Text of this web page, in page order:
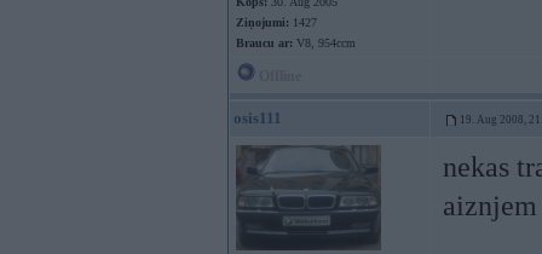
Ziņojumi: 1427
Braucu ar: V8, 954ccm
osis111 19. Aug 2008,
nekas